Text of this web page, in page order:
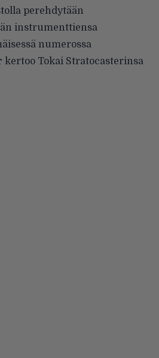
perehdytään
instrumenttiensa
numerossa
kertoo Tokai Stratocasterinsa